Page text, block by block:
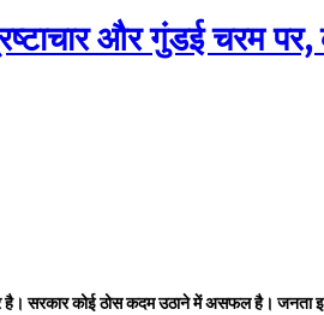
और गुंडई चरम
है। सरकार कोई ठोस कदम उठाने में असफल है।